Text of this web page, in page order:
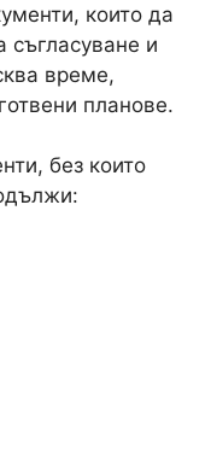
които да
съгласуване и
време,
планове.
без които